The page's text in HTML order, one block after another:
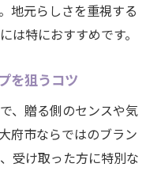
地元らしさを重視する
は特におすすめです。
を狙うコツ
、贈る側のセンスや気
府市ならではのブラン
受け取った方に特別な